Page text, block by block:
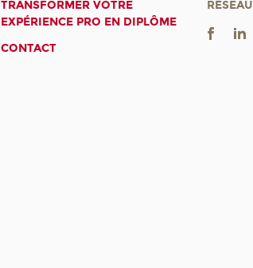
TRANSFORMER VOTRE
EXPÉRIENCE PRO EN DIPLÔME
CONTACT